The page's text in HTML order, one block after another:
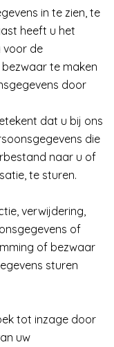
in te zien, te
heeft u het
voor de
te maken
door
dat u bij ons
die
naar u of
te sturen.
verwijdering,
of
of bezwaar
sturen
tot inzage door
uw